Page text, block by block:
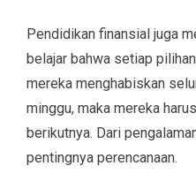
Pendidikan finansial juga
belajar bahwa setiap
mereka menghabiskan
minggu, maka mereka
berikutnya. Dari
pentingnya perencanaan.